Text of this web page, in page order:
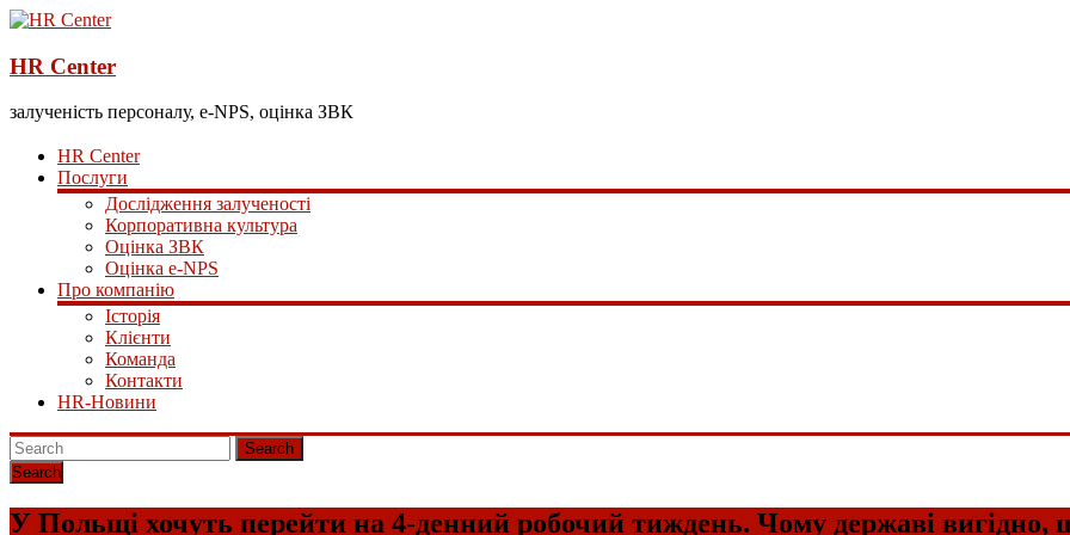
HR Center
залученість персоналу, e-NPS, оцінка ЗВК
HR Center
Послуги
Дослідження залученості
Корпоративна культура
Оцінка ЗВК
Оцінка e-NPS
Про компанію
Історія
Клієнти
Команда
Контакти
HR-Новини
Search
У Польщі хочуть перейти на 4-денний робочий тиждень. Чому державі